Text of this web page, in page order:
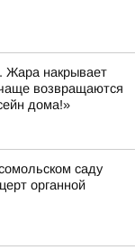
Жара накрывает
возвращаются
дома!»
саду
органной